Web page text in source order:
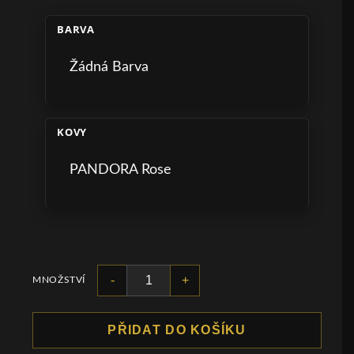
BARVA
Žádná Barva
KOVY
PANDORA Rose
MNOŽSTVÍ - +
PŘIDAT DO KOŠÍKU